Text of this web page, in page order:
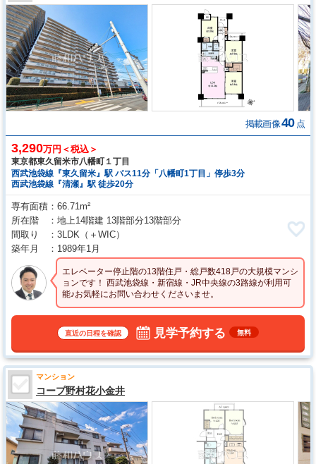
掲載画像40 点
3,290万円＜税込＞
東京都東久留米市八幡町１丁目
西武池袋線『東久留米』駅 バス11分「八幡町1丁目」停歩3分
西武池袋線『清瀬』駅 徒歩20分
専有面積
66.71m²
所在階
地上14階建 13階部分13階部分
間取り
3LDK （＋WIC）
築年月
1989年1月
エレベーター停止階の13階住戸・総戸数418戸の大規模マンシ
ョンです！ 西武池袋線・新宿線・JR中央線の3路線が利用可
能♪お気軽にお問い合わせくださいませ。
直近の日程を確認 見学予約する 無料
マンション
コープ野村花小金井